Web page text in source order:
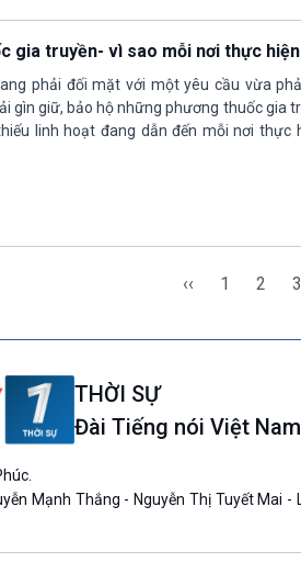
gia truyền- vì sao mỗi nơi thực
phải đối mặt với một yêu cầu vừa
gìn giữ, bảo hộ những phương thuốc gia
linh hoạt đang dẫn đến mỗi nơi thực
‹‹ 1 2 3
THỜI SỰ
Đài Tiếng nói Việt Nam
Mạnh Thắng - Nguyễn Thị Tuyết Mai -